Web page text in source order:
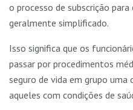
o processo de subscrição
geralmente simplificado.
Isso significa que os
passar por procedimentos
seguro de vida em grupo
aqueles com condições de